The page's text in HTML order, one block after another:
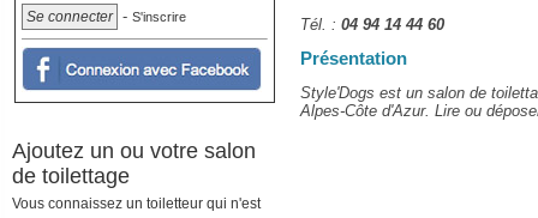
Tél. : 04 94 14 44 60
Présentation
Style'Dogs est un salon de
Alpes-Côte d'Azur. Lire ou
- S'inscrire
Ajoutez un ou votre salon
de toilettage
Vous connaissez un toiletteur qui n'est